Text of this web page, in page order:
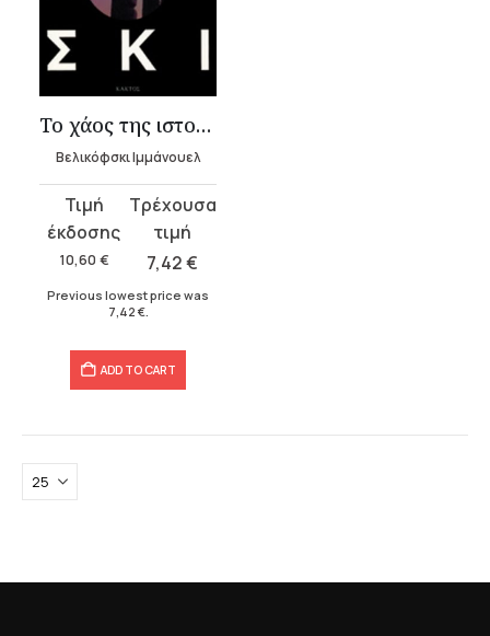
Το χάος της ιστορίας
Βελικόφσκι Ιμμάνουελ
10,60 €
Original
price
was:
10,60 €.
7,42€
Current
price
7,42 €.
Previous lowest price was
7,42 €.
ADD TO CART